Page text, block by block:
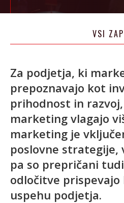
VSI
Za podjetja, ki
prepoznavajo kot
prihodnost in
marketing vlagajo
marketing je
poslovne
pa so prepričani
odločitve prispevajo
uspehu podjetja.